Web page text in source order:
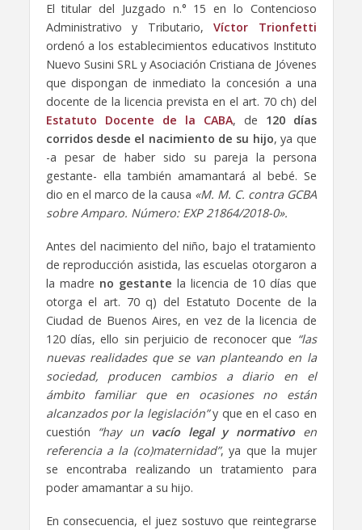
El titular del Juzgado n.° 15 en lo Contencioso
Administrativo y Tributario, Víctor Trionfetti
ordenó a los establecimientos educativos Instituto
Nuevo Susini SRL y Asociación Cristiana de Jóvenes
que dispongan de inmediato la concesión a una
docente de la licencia prevista en el art. 70 ch) del
Estatuto Docente de la CABA, de 120 días
corridos desde el nacimiento de su hijo, ya que
-a pesar de haber sido su pareja la persona
gestante- ella también amamantará al bebé. Se
dio en el marco de la causa «M. M. C. contra GCBA
sobre Amparo. Número: EXP 21864/2018-0».
Antes del nacimiento del niño, bajo el tratamiento
de reproducción asistida, las escuelas otorgaron a
la madre no gestante la licencia de 10 días que
otorga el art. 70 q) del Estatuto Docente de la
Ciudad de Buenos Aires, en vez de la licencia de
120 días, ello sin perjuicio de reconocer que “las
nuevas realidades que se van planteando en la
sociedad, producen cambios a diario en el
ámbito familiar que en ocasiones no están
alcanzados por la legislación”y que en el caso en
cuestión
“hay un vacío legal y normativoen
referencia a la (co)maternidad”, ya que la mujer
se encontraba realizando un tratamiento para
poder amamantar a su hijo.
En consecuencia, el juez sostuvo que reintegrarse